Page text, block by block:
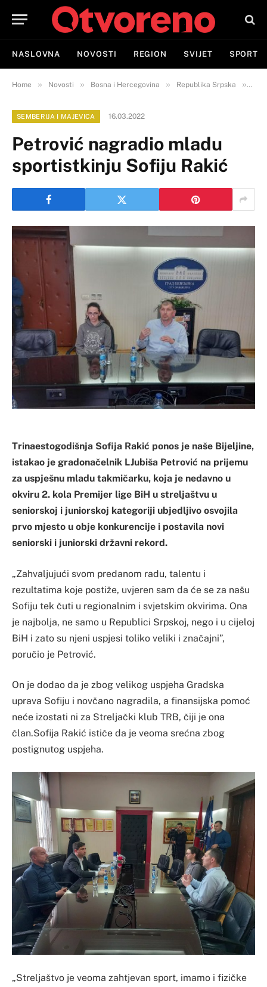
NASLOVNA NOVOSTI REGION SVIJET SPORT
Home » Novosti » Bosna i Hercegovina » Republika Srpska »
SEMBERIJA I MAJEVICA 16.03.2022
Petrović nagradio mladu
sportistkinju Sofiju Rakić
Trinaestogodišnja Sofija Rakić ponos je naše Bijeljine,
istakao je gradonačelnik LJubiša Petrović na prijemu
za uspješnu mladu takmičarku, koja je nedavno u
okviru 2. kola Premijer lige BiH u streljaštvu u
seniorskoj i juniorskoj kategoriji ubjedljivo osvojila
prvo mjesto u obje konkurencije i postavila novi
seniorski i juniorski državni rekord.
„Zahvaljujući svom predanom radu, talentu i
rezultatima koje postiže, uvjeren sam da će se za našu
Sofiju tek čuti u regionalnim i svjetskim okvirima. Ona
je najbolja, ne samo u Republici Srpskoj, nego i u cijeloj
BiH i zato su njeni uspjesi toliko veliki i značajni”,
poručio je Petrović.
On je dodao da je zbog velikog uspjeha Gradska
uprava Sofiju i novčano nagradila, a finansijska pomoć
neće izostati ni za Streljački klub TRB, čiji je ona
član.Sofija Rakić ističe da je veoma srećna zbog
postignutog uspjeha.
„Streljaštvo je veoma zahtjevan sport, imamo i fizičke